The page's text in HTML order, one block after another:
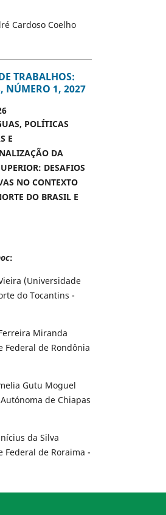
Cardoso Coelho
TRABALHOS:
NÚMERO 1, 2027
POLÍTICAS
E
DA
DESAFIOS
NO CONTEXTO
DO BRASIL E
:
(Universidade
do Tocantins -
Miranda
Federal de Rondônia
Gutu Moguel
de Chiapas
da Silva
Federal de Roraima -